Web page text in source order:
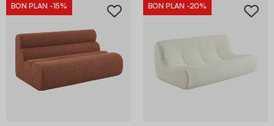
BON PLAN -15% BON PLAN -20%